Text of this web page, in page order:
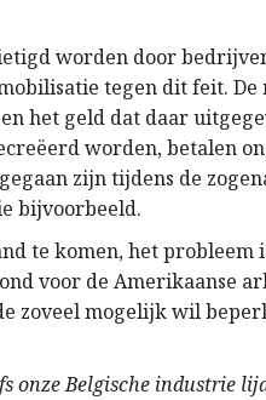
worden door
tegen dit feit. De
het geld dat daar
worden, betalen
zijn tijdens de
bijvoorbeeld.
te komen, het probleem
voor de Amerikaanse
zoveel mogelijk wil
onze Belgische industrie